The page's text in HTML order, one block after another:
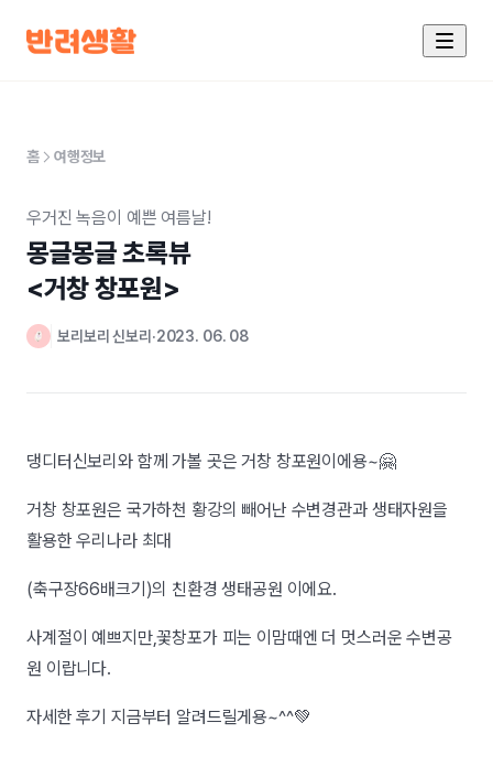
홈 여행정보
우거진 녹음이 예쁜 여름날!
몽글몽글 초록뷰
<거창 창포원>
보리보리 신보리 2023. 06. 08
댕디터신보리와 함께 가볼 곳은 거창 창포원이에용~🤗
거창 창포원은 국가하천 황강의 빼어난 수변경관과 생태자원을
활용한 우리나라 최대
(축구장66배크기)의 친환경 생태공원 이에요.
사계절이 예쁘지만,꽃창포가 피는 이맘때엔 더 멋스러운 수변공
원 이랍니다.
자세한 후기 지금부터 알려드릴게용~^^💚